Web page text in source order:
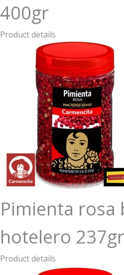
400gr
Product details
Pimienta rosa
hotelero 237gr
Product details